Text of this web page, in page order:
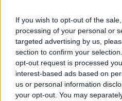
If you wish to opt-out of the
processing of your personal or
targeted advertising by us,
section to confirm your
opt-out request is processed
interest-based ads based on
us or personal information
your opt-out. You may
L A I.A. Y SUS CONSECUENCIAS |
El paro sigue